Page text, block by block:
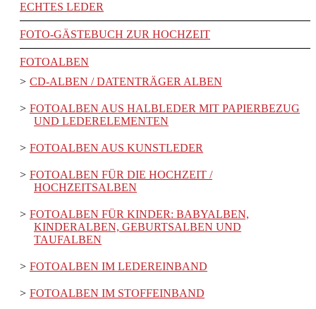
ECHTES LEDER
FOTO-GÄSTEBUCH ZUR HOCHZEIT
FOTOALBEN
CD-ALBEN / DATENTRÄGER ALBEN
FOTOALBEN AUS HALBLEDER MIT PAPIERBEZUG
UND LEDERELEMENTEN
FOTOALBEN AUS KUNSTLEDER
FOTOALBEN FÜR DIE HOCHZEIT /
HOCHZEITSALBEN
FOTOALBEN FÜR KINDER: BABYALBEN,
KINDERALBEN, GEBURTSALBEN UND
TAUFALBEN
FOTOALBEN IM LEDEREINBAND
FOTOALBEN IM STOFFEINBAND